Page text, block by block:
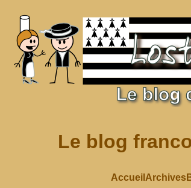
Le blog
Accueil Archives